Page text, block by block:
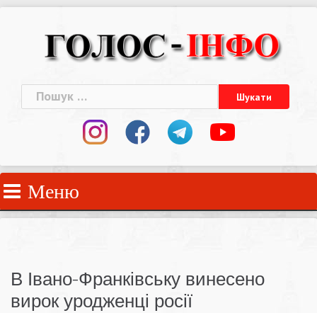
Пошук:
Меню
В Івано-Франківську винесено
вирок уродженці росії